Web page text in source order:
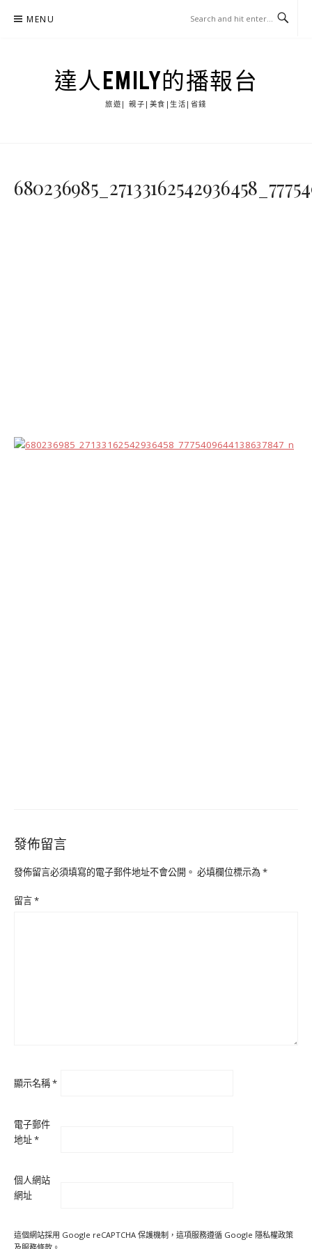
MENU
達人EMILY的播報台
旅遊| 親子|美食|生活|省錢
發佈留言
發佈留言必須填寫的電子郵件地址不會公開。 必填欄位標示為*
留言*
顯示名稱*
電子郵件
地址*
個人網站
網址
這個網站採用 Google reCAPTCHA 保護機制，這項服務遵循 Google 隱私權政策